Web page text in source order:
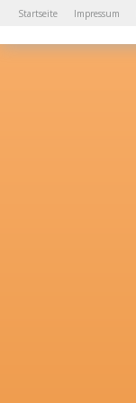
Startseite Impressum